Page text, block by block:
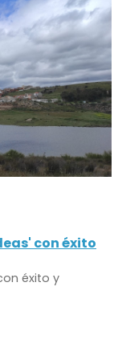
con éxito
éxito y